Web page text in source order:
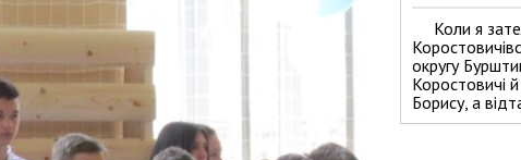
Коли я
округу
Коростовичі
Борису, а